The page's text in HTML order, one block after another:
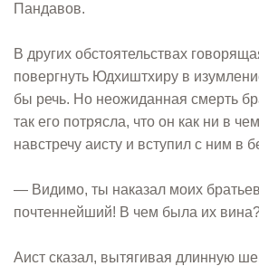
Пандавов.
В других обстоятельствах
повергнуть Юдхиштхиру в
бы речь. Но неожиданная смерть
так его потрясла, что он как ни в
навстречу аисту и вступил с ним в
— Видимо, ты наказал моих
почтеннейший! В чем была их
Аист сказал, вытягивая длинную